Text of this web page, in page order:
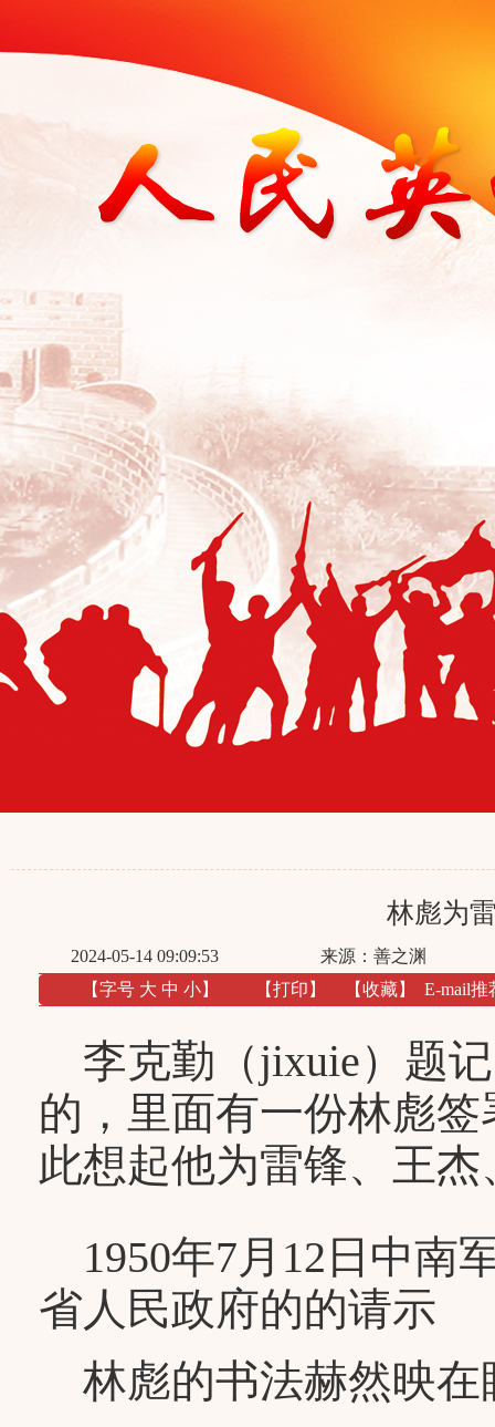
林彪为
2024-05-14 09:09:53
来源：善之渊
【字号 大 中 小】 【打印 】 【收藏】 E-mail推
李克勤（jixuie）题
的，里面有一份林彪
此想起他为雷锋、王
1950年7月12日中南
省人民政府的的请示
林彪的书法赫然映在